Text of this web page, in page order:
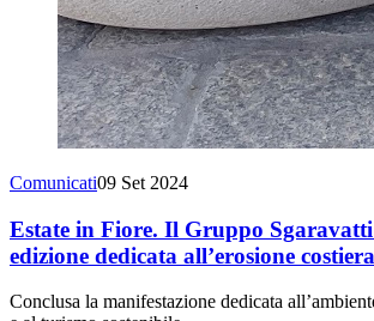
Comunicati09 Set 2024
Estate in Fiore. Il Gruppo
edizione dedicata all’erosione costiera
Conclusa la manifestazione dedicata